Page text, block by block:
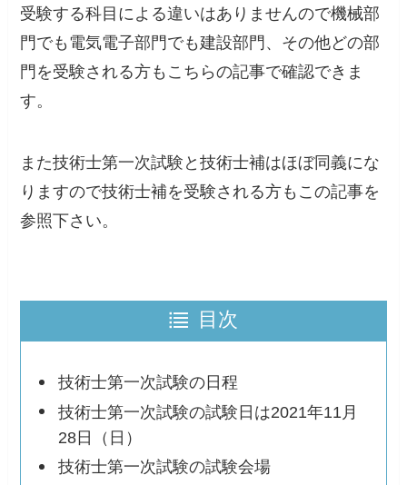
受験する科目による違いはありませんので機械部
門でも電気電子部門でも建設部門、その他どの部
門を受験される方もこちらの記事で確認できま
す。
また技術士第一次試験と技術士補はほぼ同義にな
りますので技術士補を受験される方もこの記事を
参照下さい。
目次
技術士第一次試験の日程
技術士第一次試験の試験日は2021年11月
28日（日）
技術士第一次試験の試験会場